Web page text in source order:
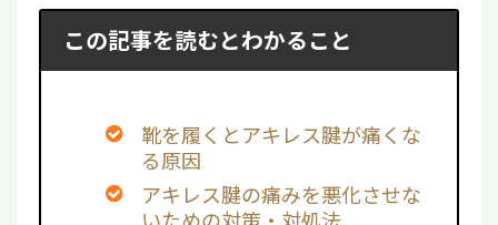
この記事を読むとわかること
靴を履くとアキレス腱が痛くな
る原因
アキレス腱の痛みを悪化させな